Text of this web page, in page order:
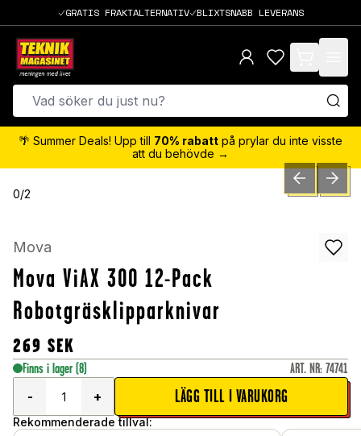
GRATIS FRAKTALTERNATIV BLIXTSNABB LEVERANS
items in cart,
🌴 Summer Deals! Upp till 70% rabatt på prylar du inte visste
att du behövde →
0/2 PREVIOUSNEXT
Mova
Mova ViAX 300 12-Pack
Robotgräsklipparknivar
269 SEK
Finns i lager (8) ART. NR: 74741
-
+ LÄGG TILL I VARUKORG
Rekommenderade tillval: